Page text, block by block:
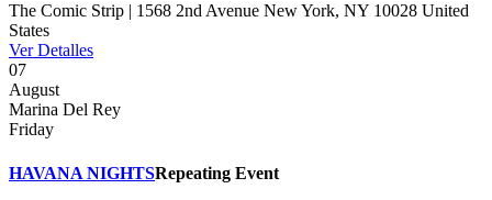
The Comic Strip | 1568 2nd Avenue New York, NY 10028 United
States
Ver Detalles
07
August
Marina Del Rey
Friday
HAVANA NIGHTSRepeating Event